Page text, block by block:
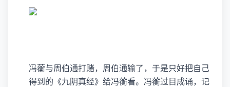
冯蘅与周伯通打赌，周伯通输了，于是只好把自己
得到的《九阴真经》给冯蘅看。冯蘅过目成诵，记